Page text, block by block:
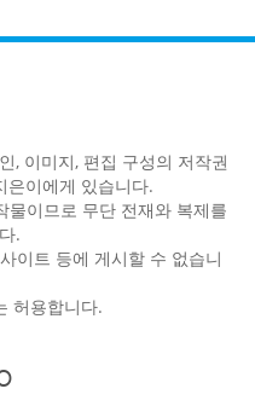
, 이미지, 편집 구성의 저작권
은이에게 있습니다.
물이므로 무단 전재와 복제를
.
이트 등에 게시할 수 없습니
허용합니다.